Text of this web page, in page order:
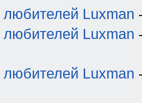
Luxman
Luxman
Luxman